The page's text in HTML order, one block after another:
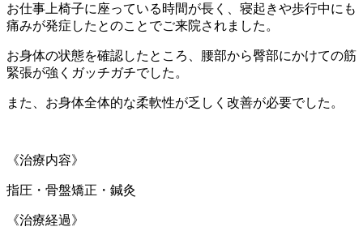
お仕事上椅子に座っている時間が長く、寝起きや歩行中にも
痛みが発症したとのことでご来院されました。
お身体の状態を確認したところ、腰部から臀部にかけての筋
緊張が強くガッチガチでした。
また、お身体全体的な柔軟性が乏しく改善が必要でした。
《治療内容》
指圧・骨盤矯正・鍼灸
《治療経過》